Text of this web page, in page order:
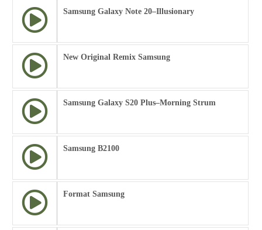
Samsung Galaxy Note 20–Illusionary
New Original Remix Samsung
Samsung Galaxy S20 Plus–Morning Strum
Samsung B2100
Format Samsung